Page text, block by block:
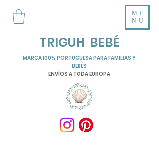
TRIGUH BEBÉ
ME
NU
MARCA 100% PORTUGUESA PARA FAMILIAS Y
BEBÉS
ENVÍOS A TODA EUROPA